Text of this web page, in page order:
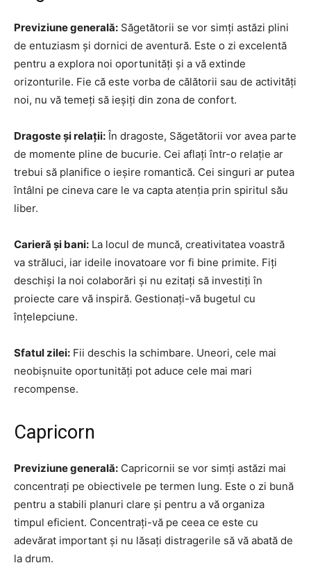
Previziune generală: Săgetătorii se vor simți astăzi plini
de entuziasm și dornici de aventură. Este o zi excelentă
pentru a explora noi oportunități și a vă extinde
orizonturile. Fie că este vorba de călătorii sau de activități
noi, nu vă temeți să ieșiți din zona de confort.
Dragoste și relații: În dragoste, Săgetătorii vor avea parte
de momente pline de bucurie. Cei aflați într-o relație ar
trebui să planifice o ieșire romantică. Cei singuri ar putea
întâlni pe cineva care le va capta atenția prin spiritul său
liber.
Carieră și bani: La locul de muncă, creativitatea voastră
va străluci, iar ideile inovatoare vor fi bine primite. Fiți
deschiși la noi colaborări și nu ezitați să investiți în
proiecte care vă inspiră. Gestionați-vă bugetul cu
înțelepciune.
Sfatul zilei: Fii deschis la schimbare. Uneori, cele mai
neobișnuite oportunități pot aduce cele mai mari
recompense.
Capricorn
Previziune generală: Capricornii se vor simți astăzi mai
concentrați pe obiectivele pe termen lung. Este o zi bună
pentru a stabili planuri clare și pentru a vă organiza
timpul eficient. Concentrați-vă pe ceea ce este cu
adevărat important și nu lăsați distragerile să vă abată de
la drum.